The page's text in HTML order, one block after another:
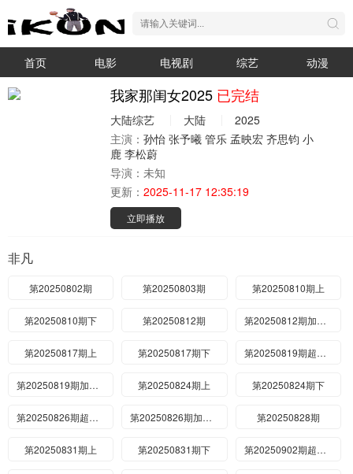
首页 电影 电视剧 综艺 动漫
我家那闺女2025 已完结
大陆综艺 大陆
2025
主演： 孙怡 张予曦 管乐 孟映宏 齐思钧 小
鹿 李松蔚
导演： 未知
更新： 2025-11-17 12:35:19
立即播放
非凡
第20250802期 第20250803期 第20250810期上
第20250810期下 第20250812期 第20250812期加更版
第20250817期上 第20250817期下 第20250819期超有料
第20250819期加更版 第20250824期上 第20250824期下
第20250826期超有料 第20250826期加更版 第20250828期
第20250831期上 第20250831期下 第20250902期超有料